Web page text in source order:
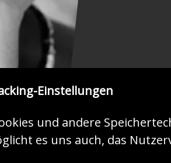
Einstellungen
und andere
es uns auch, das